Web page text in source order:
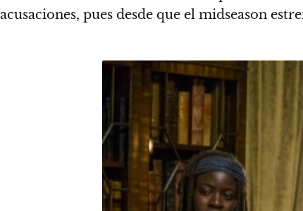
acusaciones, pues desde que el midseason